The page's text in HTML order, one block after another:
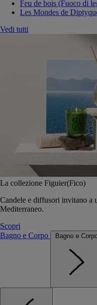
Feu de bois (Fuoco di
Les Mondes de
Vedi tutti
La collezione Figuier(Fico)
Candele e diffusori invitano a
Mediterraneo.
Scopri
Bagno e Corpo
Bagno e